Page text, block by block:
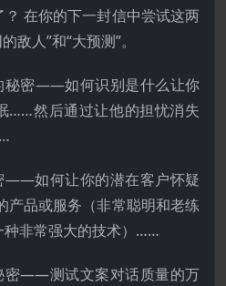
在你的下一封信中尝试这两
敌人”和“大预测”。
秘密——如何识别是什么让你
……然后通过让他的担忧消失
——如何让你的潜在客户怀疑
产品或服务（非常聪明和老练
种非常强大的技术）……
密——测试文案对话质量的万